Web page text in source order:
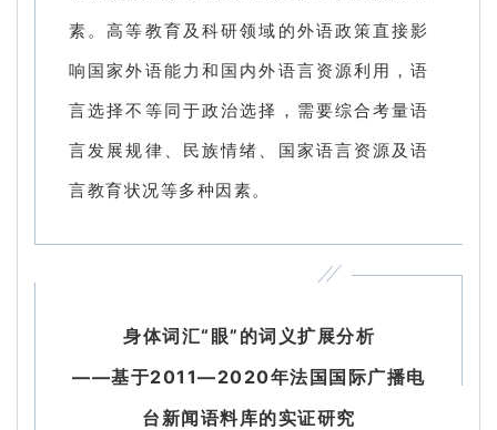
素。高等教育及科研领域的外语政策直接影
响国家外语能力和国内外语言资源利用，语
言选择不等同于政治选择，需要综合考量语
言发展规律、民族情绪、国家语言资源及语
言教育状况等多种因素。
身体词汇“眼”的词义扩展分析
——基于2011—2020年法国国际广播电
台新闻语料库的实证研究